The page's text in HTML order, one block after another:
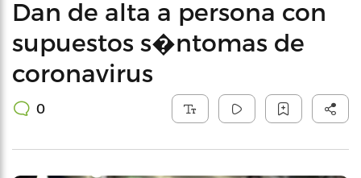
Dan de alta a persona con
supuestos s�ntomas de
coronavirus
0